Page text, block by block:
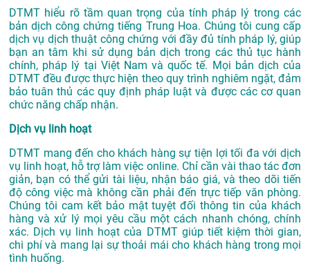
DTMT hiểu rõ tầm quan trọng của tính pháp lý trong các
bản dịch công chứng tiếng Trung Hoa. Chúng tôi cung cấp
dịch vụ dịch thuật công chứng với đầy đủ tính pháp lý, giúp
bạn an tâm khi sử dụng bản dịch trong các thủ tục hành
chính, pháp lý tại Việt Nam và quốc tế. Mọi bản dịch của
DTMT đều được thực hiện theo quy trình nghiêm ngặt, đảm
bảo tuân thủ các quy định pháp luật và được các cơ quan
chức năng chấp nhận.
Dịch vụ linh hoạt
DTMT mang đến cho khách hàng sự tiện lợi tối đa với dịch
vụ linh hoạt, hỗ trợ làm việc online. Chỉ cần vài thao tác đơn
giản, bạn có thể gửi tài liệu, nhận báo giá, và theo dõi tiến
độ công việc mà không cần phải đến trực tiếp văn phòng.
Chúng tôi cam kết bảo mật tuyệt đối thông tin của khách
hàng và xử lý mọi yêu cầu một cách nhanh chóng, chính
xác. Dịch vụ linh hoạt của DTMT giúp tiết kiệm thời gian,
chi phí và mang lại sự thoải mái cho khách hàng trong mọi
tình huống.